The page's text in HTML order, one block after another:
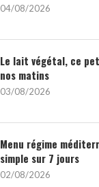
04/08/2026
Le lait végétal, ce
nos matins
03/08/2026
Menu régime
simple sur 7 jours
02/08/2026